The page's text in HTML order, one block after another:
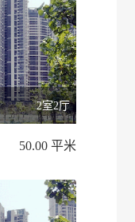
2室2厅
50.00 平米